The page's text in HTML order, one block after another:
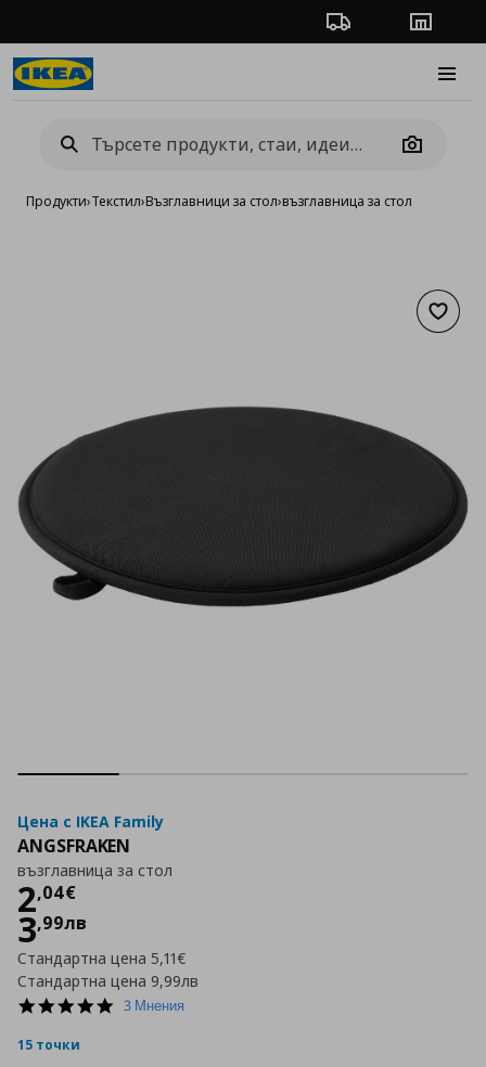
Проследяване на
Camera
Продукти›Текстил›Възглавници за стол›възглавница за стол
Цена с IKEA Family
ANGSFRAKEN
възглавница за стол
2,04€
Цена
3,99лв
Стандартна цена 5,11€
Стандартна цена 9,99лв
5.0
3 Мнения
15 точки